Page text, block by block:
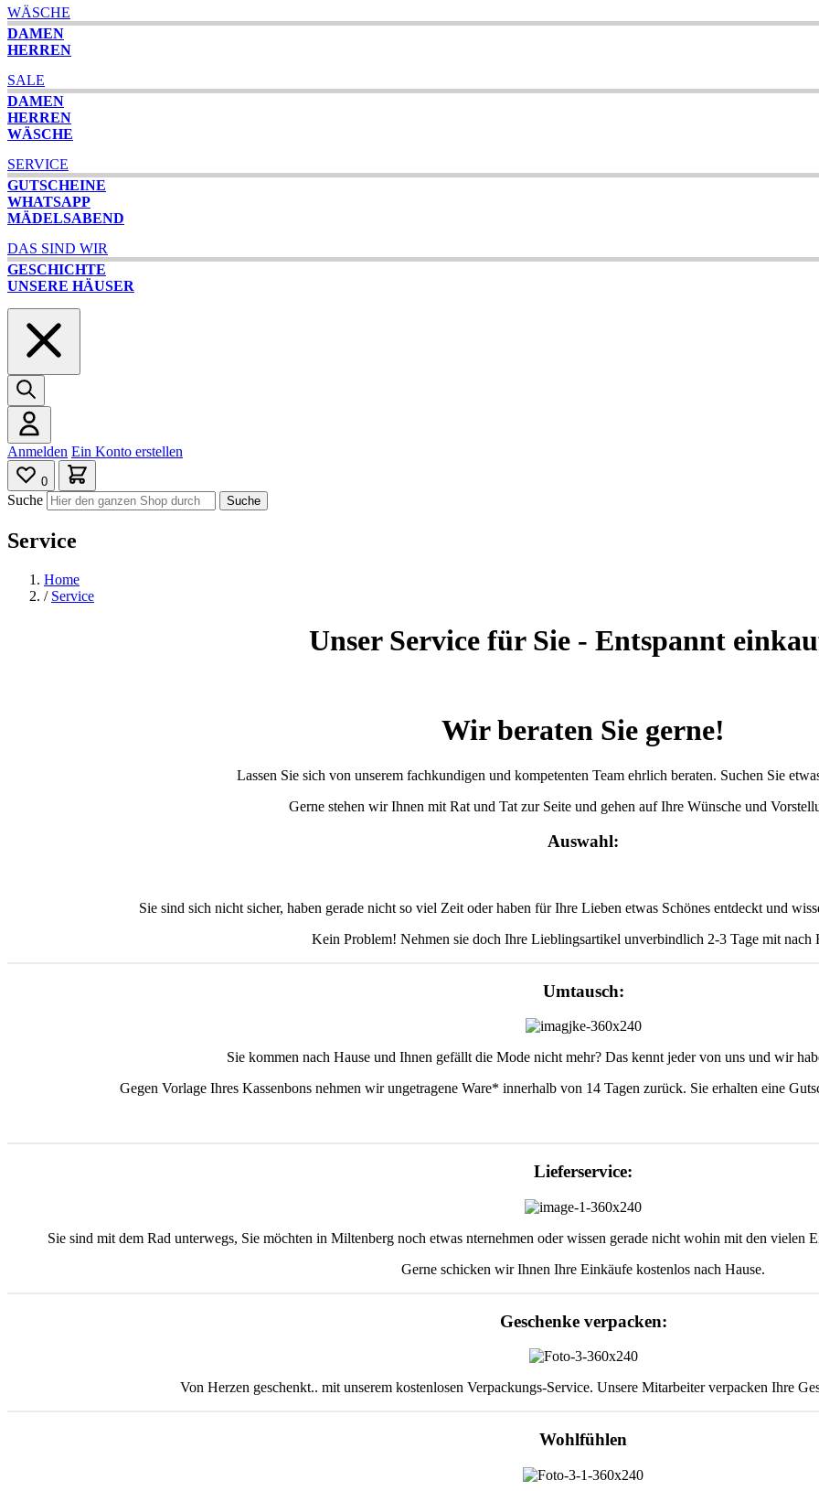
WÄSCHE
DAMEN
HERREN
SALE
DAMEN
HERREN
WÄSCHE
SERVICE
GUTSCHEINE
WHATSAPP
MÄDELSABEND
DAS SIND WIR
GESCHICHTE
UNSERE HÄUSER
Anmelden Ein Konto erstellen
0
Suche Suche
Service
Home
/ Service
Unser Service für Sie - Entspannt
Wir beraten Sie gerne!
Lassen Sie sich von unserem fachkundigen und kompetenten Team ehrlich beraten. Suchen Sie
Gerne stehen wir Ihnen mit Rat und Tat zur Seite und gehen auf Ihre Wünsche und
Auswahl:
Sie sind sich nicht sicher, haben gerade nicht so viel Zeit oder haben für Ihre Lieben etwas Schönes entdeckt und
Kein Problem! Nehmen sie doch Ihre Lieblingsartikel unverbindlich 2-3 Tage mit nach
Umtausch:
Sie kommen nach Hause und Ihnen gefällt die Mode nicht mehr? Das kennt jeder von uns und wir
Gegen Vorlage Ihres Kassenbons nehmen wir ungetragene Ware* innerhalb von 14 Tagen zurück. Sie erhalten eine
Lieferservice:
Sie sind mit dem Rad unterwegs, Sie möchten in Miltenberg noch etwas nternehmen oder wissen gerade nicht wohin mit den vielen
Gerne schicken wir Ihnen Ihre Einkäufe kostenlos nach Hause.
Geschenke verpacken:
Von Herzen geschenkt.. mit unserem kostenlosen Verpackungs-Service. Unsere Mitarbeiter verpacken Ihre
Wohlfühlen